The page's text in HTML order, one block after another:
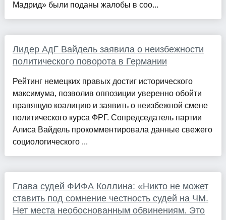
Мадрид» были поданы жалобы в соо...
Лидер АдГ Вайдель заявила о неизбежности
политического поворота в Германии
Рейтинг немецких правых достиг исторического
максимума, позволив оппозиции уверенно обойти
правящую коалицию и заявить о неизбежной смене
политического курса ФРГ. Сопредседатель партии
Алиса Вайдель прокомментировала данные свежего
социологического ...
Глава судей ФИФА Коллина: «Никто не может
ставить под сомнение честность судей на ЧМ.
Нет места необоснованным обвинениям. Это